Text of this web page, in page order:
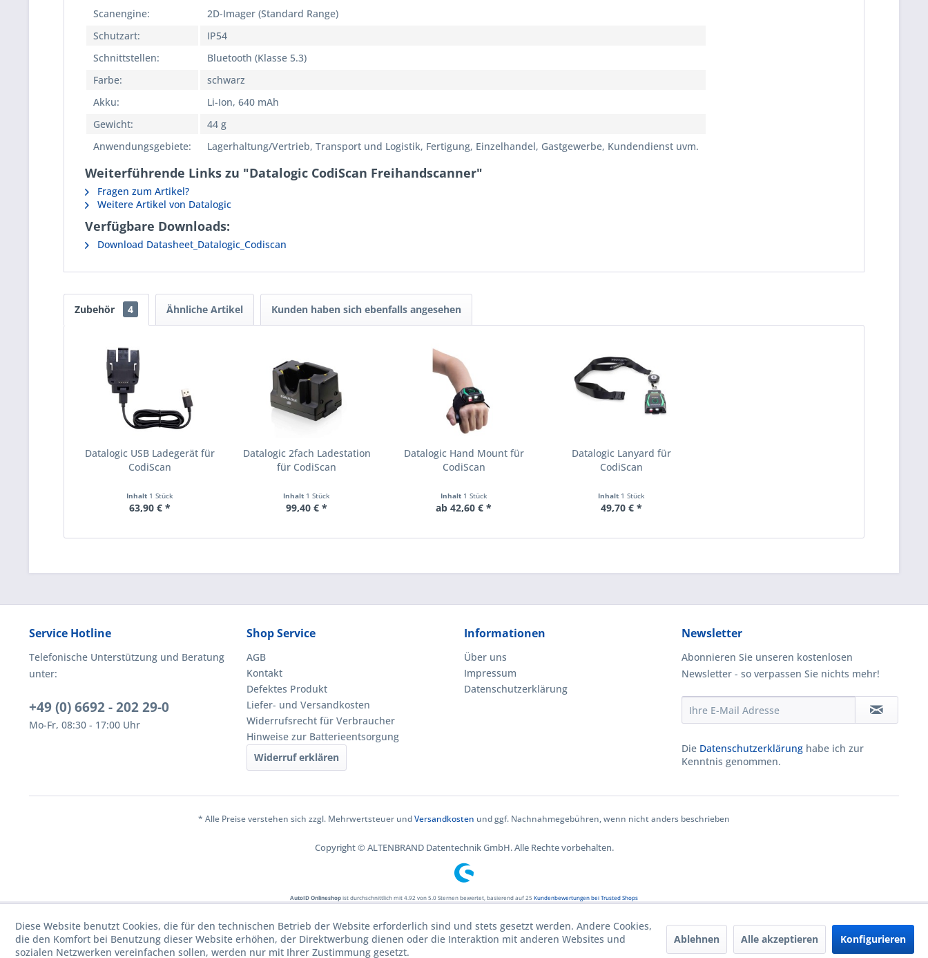
Scanengine:
2D-Imager (Standard Range)
Schutzart:
IP54
Schnittstellen:
Bluetooth (Klasse 5.3)
Farbe:
schwarz
Akku:
Li-Ion, 640 mAh
Gewicht:
44 g
Anwendungsgebiete:
Lagerhaltung/Vertrieb, Transport und Logistik, Fertigung, Einzelhandel, Gastgewerbe, Kundendienst uvm.
Weiterführende Links zu "Datalogic CodiScan Freihandscanner"
Fragen zum Artikel?
Weitere Artikel von Datalogic
Verfügbare Downloads:
Download Datasheet_Datalogic_Codiscan
Zubehör 4 Ähnliche Artikel Kunden haben sich ebenfalls angesehen
Datalogic USB Ladegerät für
CodiScan
Inhalt 1 Stück
63,90 € *
Datalogic 2fach Ladestation
für CodiScan
Inhalt 1 Stück
99,40 € *
Datalogic Hand Mount für
CodiScan
Inhalt 1 Stück
ab 42,60 € *
Datalogic Lanyard für
CodiScan
Inhalt 1 Stück
49,70 € *
Service Hotline
Telefonische Unterstützung und Beratung
unter:
+49 (0) 6692 - 202 29-0
Mo-Fr, 08:30 - 17:00 Uhr
Shop Service
AGB
Kontakt
Defektes Produkt
Liefer- und Versandkosten
Widerrufsrecht für Verbraucher
Hinweise zur Batterieentsorgung
Widerruf erklären
Informationen
Über uns
Impressum
Datenschutzerklärung
Newsletter
Abonnieren Sie unseren kostenlosen
Newsletter - so verpassen Sie nichts mehr!
Die Datenschutzerklärung habe ich zur
Kenntnis genommen.
* Alle Preise verstehen sich zzgl. Mehrwertsteuer undVersandkosten und ggf. Nachnahmegebühren, wenn nicht anders beschrieben
Copyright © ALTENBRAND Datentechnik GmbH. Alle Rechte vorbehalten.
AutoID Onlineshopist durchschnittlich mit4.92 von5.0Sternen bewertet, basierend auf25 Kundenbewertungen bei Trusted Shops
Diese Website benutzt Cookies, die für den technischen Betrieb der Website erforderlich sind und stets gesetzt werden. Andere Cookies,
die den Komfort bei Benutzung dieser Website erhöhen, der Direktwerbung dienen oder die Interaktion mit anderen Websites und
sozialen Netzwerken vereinfachen sollen, werden nur mit Ihrer Zustimmung gesetzt.
Ablehnen Alle akzeptieren Konfigurieren